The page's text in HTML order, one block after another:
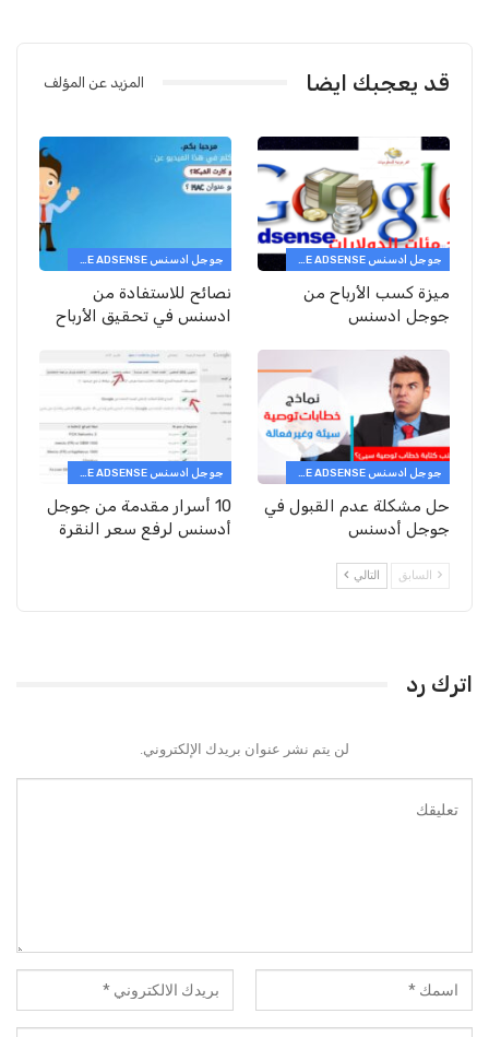
قد يعجبك ايضا المزيد عن المؤلف
جوجل ادسنس GOOGLE ADSENSE
ميزة كسب الأرباح من
جوجل ادسنس
جوجل ادسنس GOOGLE ADSENSE
نصائح للاستفادة من
ادسنس في تحقيق الأرباح
جوجل ادسنس GOOGLE ADSENSE
حل مشكلة عدم القبول في
جوجل أدسنس
جوجل ادسنس GOOGLE ADSENSE
10 أسرار مقدمة من جوجل
أدسنس لرفع سعر النقرة
السابق التالي
اترك رد
لن يتم نشر عنوان بريدك الإلكتروني.